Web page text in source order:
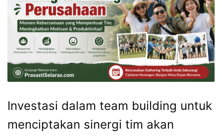
Investasi dalam team building untuk
menciptakan sinergi tim akan